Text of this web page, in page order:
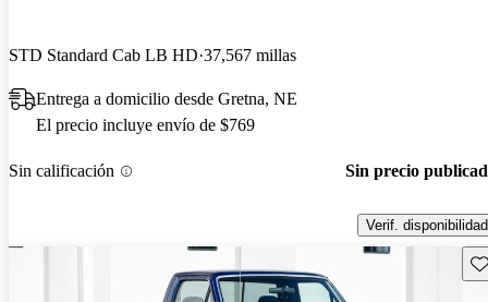
STD Standard Cab LB HD 37,567 millas
Entrega a domicilio desde Gretna, NE
El precio incluye envío de $769
Sin calificación Sin precio
Verif. disponibilidad